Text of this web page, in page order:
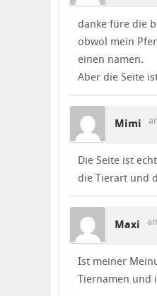
danke füre die
obwol mein
einen namen.
Aber die Seite
Mimi
Die Seite ist
die Tierart und
Maxi
Ist meiner
Tiernamen und